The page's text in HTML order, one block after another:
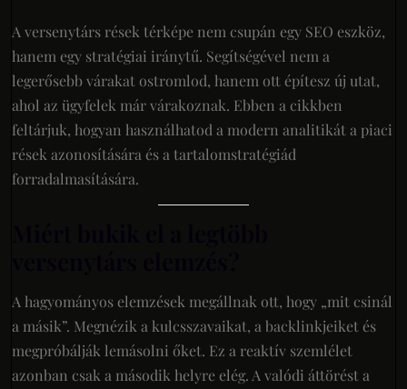
A versenytárs rések térképe nem csupán egy SEO eszköz,
hanem egy stratégiai iránytű. Segítségével nem a
legerősebb várakat ostromlod, hanem ott építesz új utat,
ahol az ügyfelek már várakoznak. Ebben a cikkben
feltárjuk, hogyan használhatod a modern analitikát a piaci
rések azonosítására és a tartalomstratégiád
forradalmasítására.
A hagyományos elemzések megállnak ott, hogy „mit csinál
a másik”. Megnézik a kulcsszavaikat, a backlinkjeiket és
megpróbálják lemásolni őket. Ez a reaktív szemlélet
azonban csak a második helyre elég. A valódi áttörést a